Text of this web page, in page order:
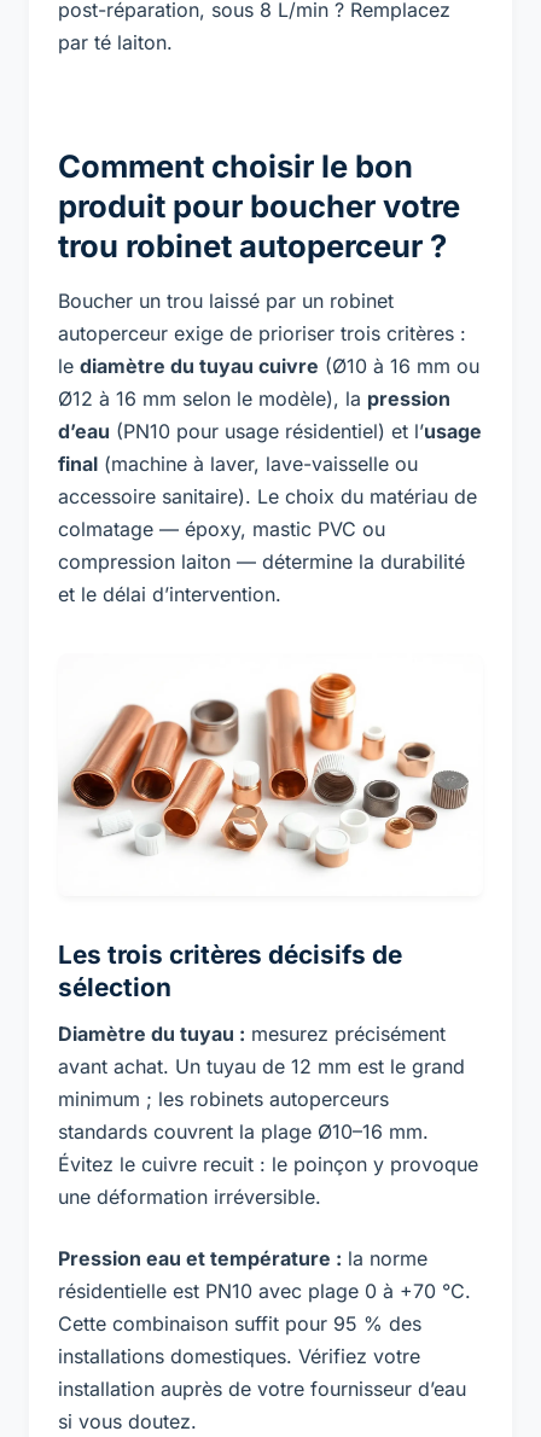
post-réparation, sous 8 L/min ? Remplacez
par té laiton.
Comment choisir le bon
produit pour boucher votre
trou robinet autoperceur ?
Boucher un trou laissé par un robinet
autoperceur exige de prioriser trois critères :
le diamètre du tuyau cuivre (Ø10 à 16 mm ou
Ø12 à 16 mm selon le modèle), la pression
d’eau (PN10 pour usage résidentiel) et l’usage
final (machine à laver, lave-vaisselle ou
accessoire sanitaire). Le choix du matériau de
colmatage — époxy, mastic PVC ou
compression laiton — détermine la durabilité
et le délai d’intervention.
Les trois critères décisifs de
sélection
Diamètre du tuyau : mesurez précisément
avant achat. Un tuyau de 12 mm est le grand
minimum ; les robinets autoperceurs
standards couvrent la plage Ø10–16 mm.
Évitez le cuivre recuit : le poinçon y provoque
une déformation irréversible.
Pression eau et température : la norme
résidentielle est PN10 avec plage 0 à +70 °C.
Cette combinaison suffit pour 95 % des
installations domestiques. Vérifiez votre
installation auprès de votre fournisseur d’eau
si vous doutez.